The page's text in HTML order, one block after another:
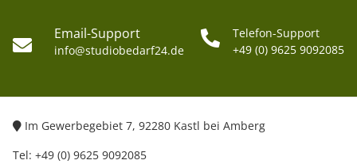
Email-Support
info@studiobedarf24.de
Telefon-Support
+49 (0) 9625 9092085
Im Gewerbegebiet 7, 92280 Kastl bei Amberg
Tel: +49 (0) 9625 9092085